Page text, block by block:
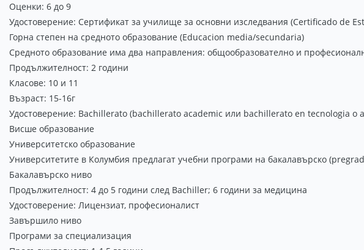
Оценки: 6 до 9
Удостоверение: Сертификат за училище за основни изследвания (Certificado de
Горна степен на средното образование (Educacion media/secundaria)
Средното образование има два направления: общообразователно и
Продължителност: 2 години
Класове: 10 и 11
Възраст: 15-16г
Удостоверение: Bachillerato (bachillerato academic или bachillerato en tecnologia o
Висше образование
Университетско образование
Университетите в Колумбия предлагат учебни програми на бакалавърско
Бакалавърско ниво
Продължителност: 4 до 5 години след Bachiller; 6 години за медицина
Удостоверение: Лицензиат, професионалист
Завършило ниво
Програми за специализация